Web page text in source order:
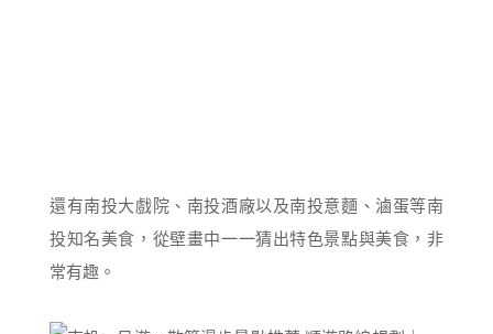
還有南投大戲院、南投酒廠以及南投意麵、滷蛋等南
投知名美食，從壁畫中一一猜出特色景點與美食，非
常有趣。